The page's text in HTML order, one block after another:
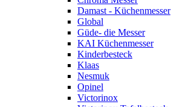
Damast - Küchenmesser
Global
Güde- die Messer
KAI Küchenmesser
Kinderbesteck
Klaas
Nesmuk
Opinel
Victorinox